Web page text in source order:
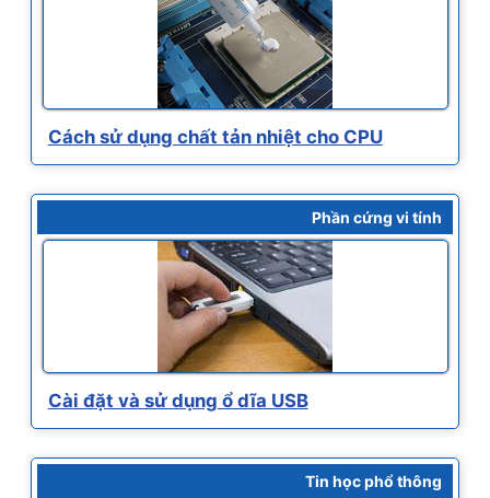
Cách sử dụng chất tản nhiệt cho CPU
Phần cứng vi tính
Cài đặt và sử dụng ổ dĩa USB
Tin học phổ thông